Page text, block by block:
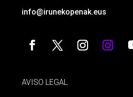
info@irunekopenak.eus
AVISO LEGAL